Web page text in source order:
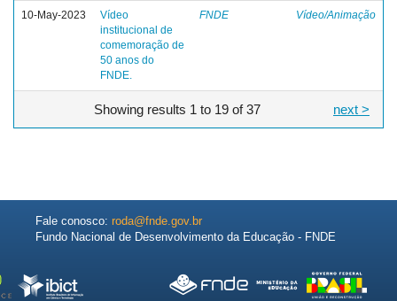
10-May-2023
Vídeo
institucional de
comemoração de
50 anos do
FNDE.
FNDE Vídeo/Animação
Showing results 1 to 19 of 37 next >
Fale conosco: roda@fnde.gov.br
Fundo Nacional de Desenvolvimento da Educação - FNDE